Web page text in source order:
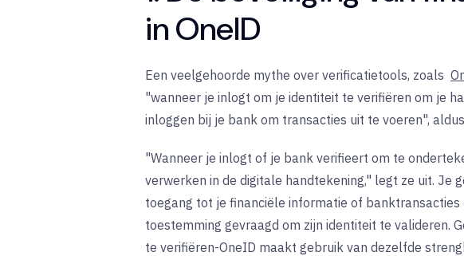
in OneID
Een veelgehoorde mythe over verificatietools, zoals
"wanneer je inlogt om je identiteit te verifiëren om je
inloggen bij je bank om transacties uit te voeren",
"Wanneer je inlogt of je bank verifieert om te
verwerken in de digitale handtekening," legt ze uit. Je
toegang tot je financiële informatie of
toestemming gevraagd om zijn identiteit te valideren.
te verifiëren-OneID maakt gebruik van dezelfde